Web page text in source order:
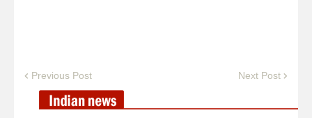
Previous Post Next Post